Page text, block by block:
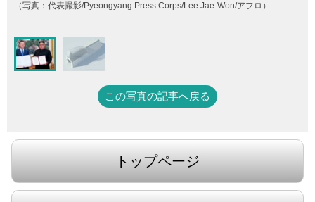
（写真：代表撮影/Pyeongyang Press Corps/Lee Jae-Won/アフロ）
この写真の記事へ戻る
トップページ